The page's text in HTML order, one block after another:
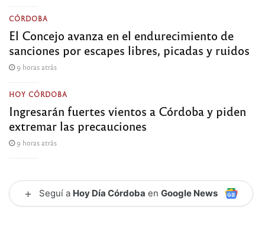
CÓRDOBA
El Concejo avanza en el endurecimiento de
sanciones por escapes libres, picadas y ruidos
9 horas atrás
HOY CÓRDOBA
Ingresarán fuertes vientos a Córdoba y piden
extremar las precauciones
9 horas atrás
+ Seguí a Hoy Día Córdoba en Google News